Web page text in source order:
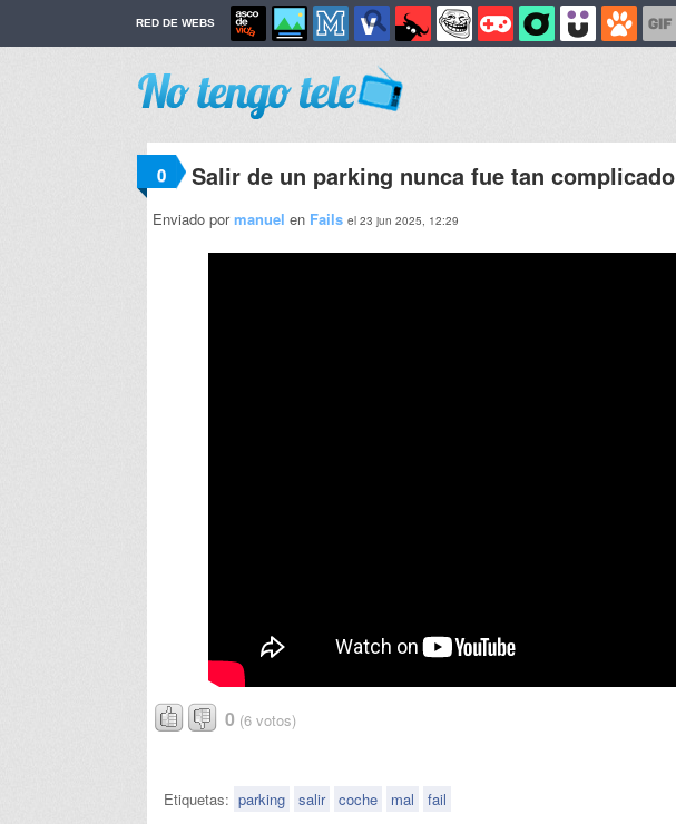
RED DE WEBS
0 Salir de un parking nunca fue tan complicado
Enviado pormanuel en Fails el 23 jun 2025, 12:29
0 (6 votos)
Etiquetas: parking salir coche mal fail